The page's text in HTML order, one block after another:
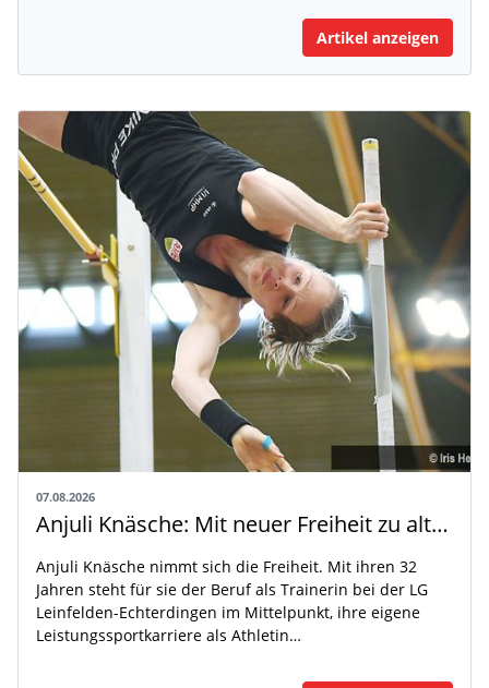
Artikel anzeigen
07.08.2026
Anjuli Knäsche: Mit neuer Freiheit zu alten Höhen
Anjuli Knäsche nimmt sich die Freiheit. Mit ihren 32
Jahren steht für sie der Beruf als Trainerin bei der LG
Leinfelden-Echterdingen im Mittelpunkt, ihre eigene
Leistungssportkarriere als Athletin…